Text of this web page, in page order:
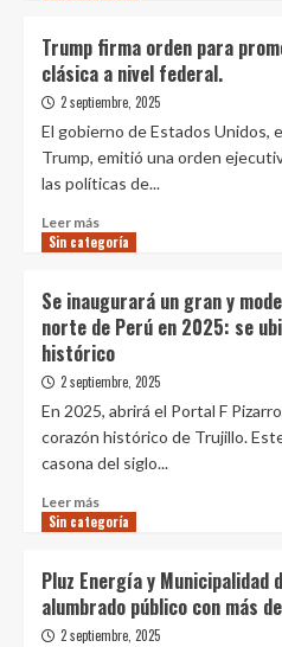
Casa
Eva
Hotel
Boutique:
se
encuentra
bienestar
con
magia
del
Valle
de
los
Incas.
Trump firma orden para
clásica a nivel federal.
2 septiembre, 2025
El gobierno de Estados Unidos,
Trump, emitió una orden
las políticas de...
Leer más
más
firma
orden
para
promover
arquitectura
clásica
a
federal.
Sin categoría
Se inaugurará un gran y
norte de Perú en 2025: se
histórico
2 septiembre, 2025
En 2025, abrirá el Portal F
corazón histórico de Trujillo.
casona del siglo...
Leer más
más
inaugurará
un
gran
Sin categoría
Pluz Energía y Municipalidad
alumbrado público con más
2 septiembre, 2025